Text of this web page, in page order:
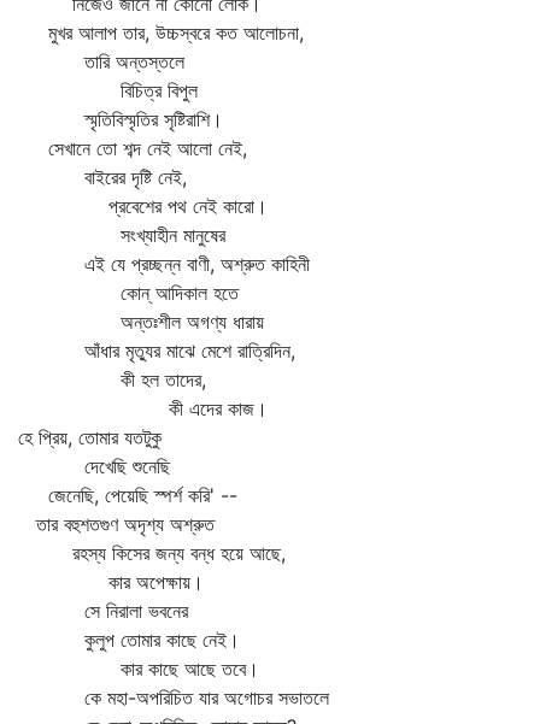
মুখর আলাপ তার, উচ্চস্বরে কত আলোচনা,
তারি অন্তস্তলে
বিচিত্র বিপুল
স্মৃতিবিস্মৃতির সৃষ্টিরাশি।
সেখানে তো শব্দ নেই আলো নেই,
বাইরের দৃষ্টি নেই,
প্রবেশের পথ নেই কারো।
সংখ্যাহীন মানুষের
এই যে প্রচ্ছন্ন বাণী, অশ্রুত কাহিনী
কোন্‌ আদিকাল হতে
অন্তঃশীল অগণ্য ধারায়
আঁধার মৃত্যুর মাঝে মেশে রাত্রিদিন,
কী হল তাদের,
কী এদের কাজ।
হে প্রিয়, তোমার যতটুকু
দেখেছি শুনেছি
জেনেছি, পেয়েছি স্পর্শ করি' --
তার বহুশতগুণ অদৃশ্য অশ্রুত
রহস্য কিসের জন্য বন্ধ হয়ে আছে,
কার অপেক্ষায়।
সে নিরালা ভবনের
কুলুপ তোমার কাছে নেই।
কার কাছে আছে তবে।
কে মহা-অপরিচিত যার অগোচর সভাতলে